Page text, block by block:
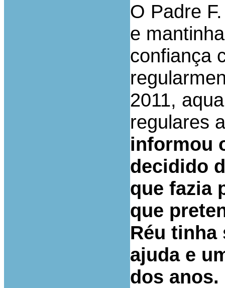
O Padre
e
confiança
2011,
regulares
informou
decidido
que fazia
que
Réu tinha
ajuda e
dos anos.